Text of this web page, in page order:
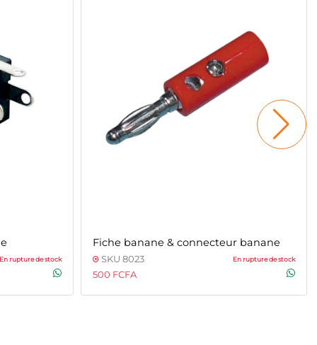
En rupture de stock
Fiche banane & connecteur banane
SKU 8023 En rupture de stock
500 FCFA